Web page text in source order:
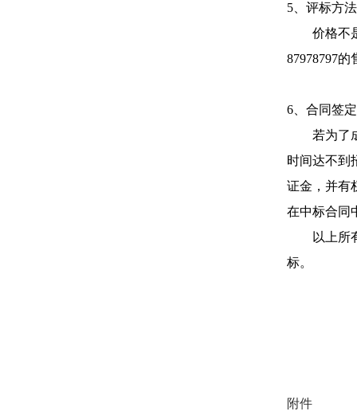
5、评标方法
价格不
87978797
6、合同签定
若为了
时间达不到
证金，并有
在中标合同
以上所
标。
附件